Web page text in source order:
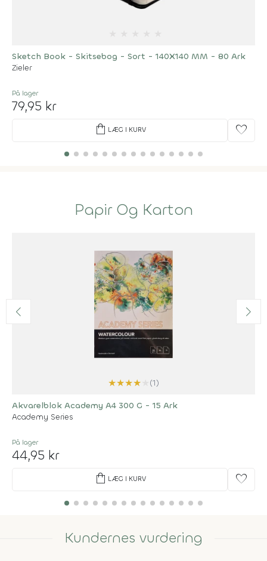
Sketch Book - Skitsebog - Sort - 140X140 MM - 80 Ark
Zieler
På lager
79,95 kr
shopping_bag LÆG I KURV favorite
Papir Og Karton
★★★★
(1)
Akvarelblok Academy A4 300 G - 15 Ark
Academy Series
På lager
44,95 kr
shopping_bag LÆG I KURV favorite
Kundernes vurdering